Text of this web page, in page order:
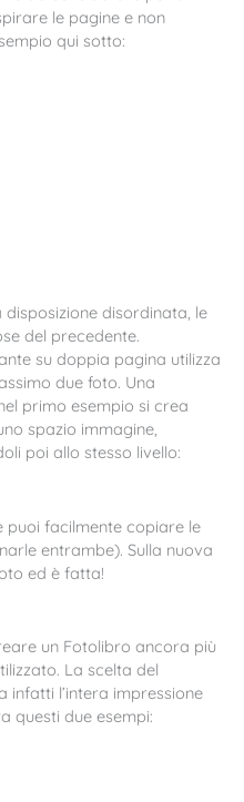
le pagine e non
qui sotto:
disordinata, le
del precedente.
su doppia pagina utilizza
due foto. Una
primo esempio si crea
spazio immagine,
poi allo stesso livello:
puoi facilmente copiare le
entrambe). Sulla nuova
ed è fatta!
un Fotolibro ancora più
La scelta del
l’intera impressione
questi due esempi: